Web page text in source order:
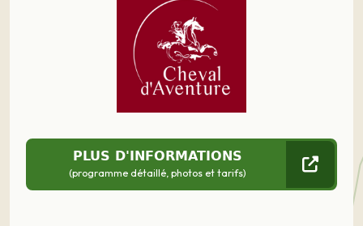
PLUS D'INFORMATIONS
(programme détaillé, photos et tarifs)